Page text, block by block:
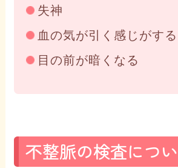
失神
血の気が引く感じがする
目の前が暗くなる
不整脈の検査につ